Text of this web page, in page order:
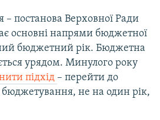
постанова Верховної Ради
основні напрями бюджетної
бюджетний рік. Бюджетна
урядом. Минулого року
підхід – перейти до
бюджетування, не на один рік,